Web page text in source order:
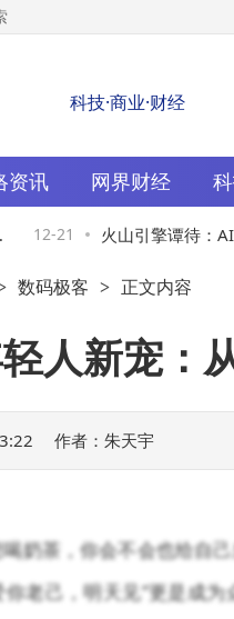
科技·商业·财经
资讯 网界财经
12-21 火山引擎谭待：AI
市场规模或扩十倍
数码极客 > 正文内容
人新宠：
作者：朱天宇
奶茶，你会不会也给自
老己，明天见”更是成